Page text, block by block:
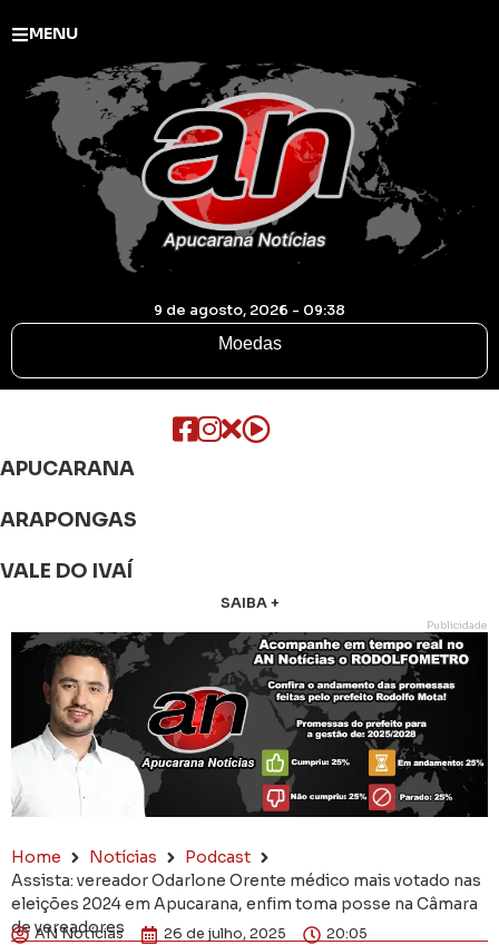
MENU
9 de agosto, 2026 - 09:38
Moedas
APUCARANA
ARAPONGAS
VALE DO IVAÍ
SAIBA +
Publicidade
Home Notícias
Podcast
Assista: vereador Odarlone Orente médico mais votado nas
eleições 2024 em Apucarana, enfim toma posse na Câmara
de vereadores
AN Notícias 26 de julho, 2025
20:05